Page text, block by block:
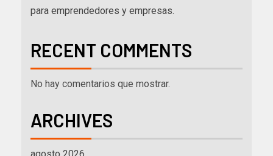
para emprendedores y empresas.
RECENT COMMENTS
No hay comentarios que mostrar.
ARCHIVES